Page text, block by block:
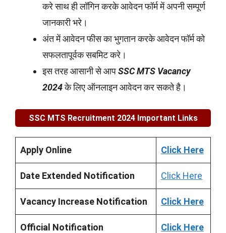
करे साथ ही लॉगिन करके आवेदन फॉर्म में अपनी सम्पूर्ण
जानकारी भरे।
अंत में आवेदन फीस का भुगतान करके आवेदन फॉर्म को
सफलतापूर्वक सबमिट करे।
इस तरह आसानी से आपSSC MTS Vacancy
2024के लिए ऑनलाइन आवेदन कर सकते है।
SSC MTS Recruitment 2024Important Links
Apply Online Click Here
Date Extended Notification Click Here
Vacancy Increase Notification Click Here
Official Notification Click Here